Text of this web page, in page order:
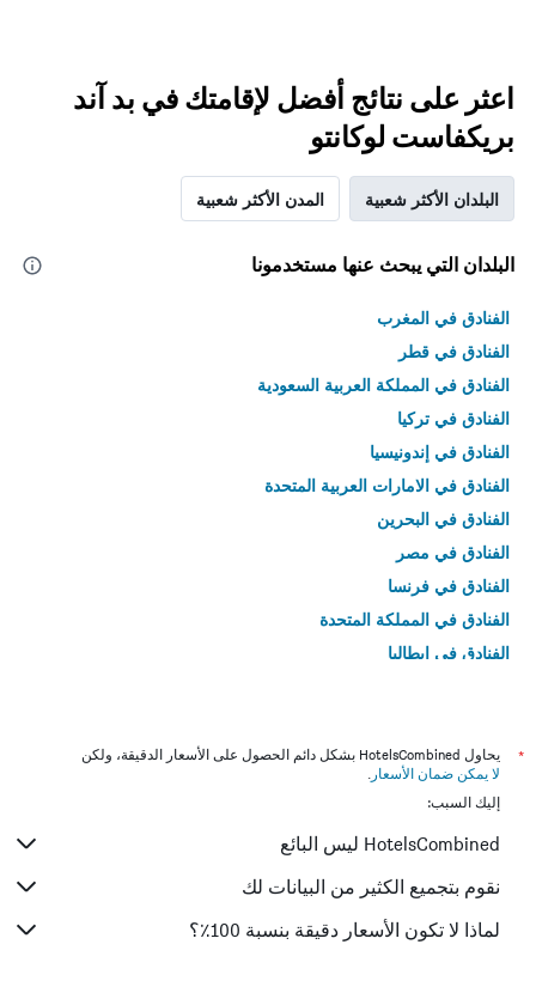
اعثر على نتائج أفضل لإقامتك في بد آند
بريكفاست لوكانتو
البلدان الأكثر شعبية المدن الأكثر شعبية
البلدان التي يبحث عنها مستخدمونا
الفنادق في المغرب
الفنادق في قطر
الفنادق في المملكة العربية السعودية
الفنادق في تركيا
الفنادق في إندونيسيا
الفنادق في الامارات العربية المتحدة
الفنادق في البحرين
الفنادق في مصر
الفنادق في فرنسا
الفنادق في المملكة المتحدة
الفنادق في إيطاليا
*
يحاول HotelsCombined بشكل دائم الحصول على الأسعار الدقيقة، ولكن
لا يمكن ضمان الأسعار .
إليك السبب:
HotelsCombined ليس البائع
نقوم بتجميع الكثير من البيانات لك
لماذا لا تكون الأسعار دقيقة بنسبة 100٪؟